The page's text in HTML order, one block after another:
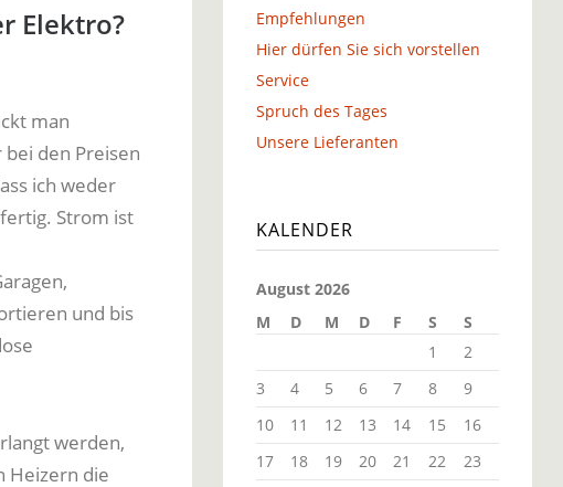
Elektro?
man
den Preisen
ich weder
Strom ist
und bis
werden,
Heizern die
Empfehlungen
Hier dürfen Sie sich vorstellen
Service
Spruch des Tages
Unsere Lieferanten
KALENDER
August 2026
M
D M D F S
S
1
2
3
4 5 6 7 8
9
10
11 12 13 14 15
16
17
18 19 20 21 22
23